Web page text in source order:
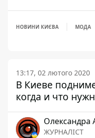
НОВИНИ КИЄВА МОДА
13:17, 02 лютого 2020
В Киеве
когда и что
Олександра
ЖУРНАЛІСТ